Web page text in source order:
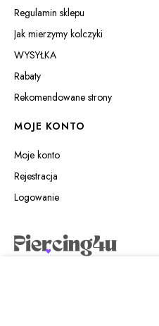
Regulamin sklepu
Jak mierzymy kolczyki
WYSYŁKA
Rabaty
Rekomendowane strony
MOJE KONTO
Moje konto
Rejestracja
Logowanie